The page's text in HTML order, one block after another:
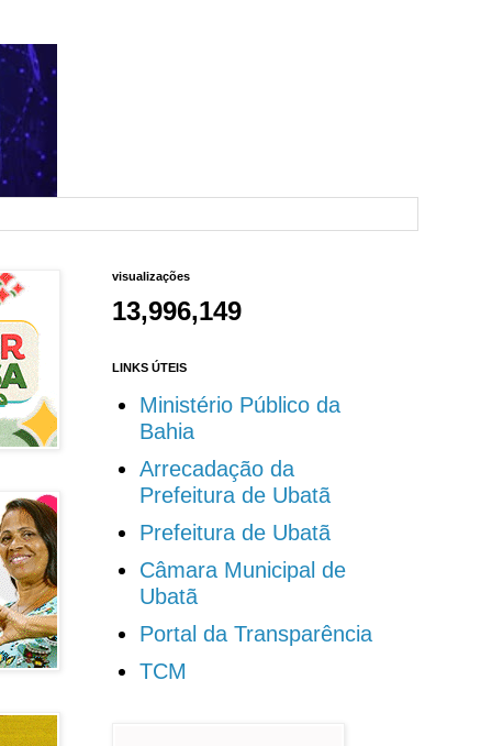
visualizações
13,996,149
LINKS ÚTEIS
Ministério Público da
Bahia
Arrecadação da
Prefeitura de Ubatã
Prefeitura de Ubatã
Câmara Municipal de
Ubatã
Portal da Transparência
TCM